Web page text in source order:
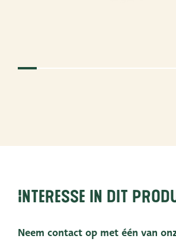
Interesse in dit
Neem contact op met één van